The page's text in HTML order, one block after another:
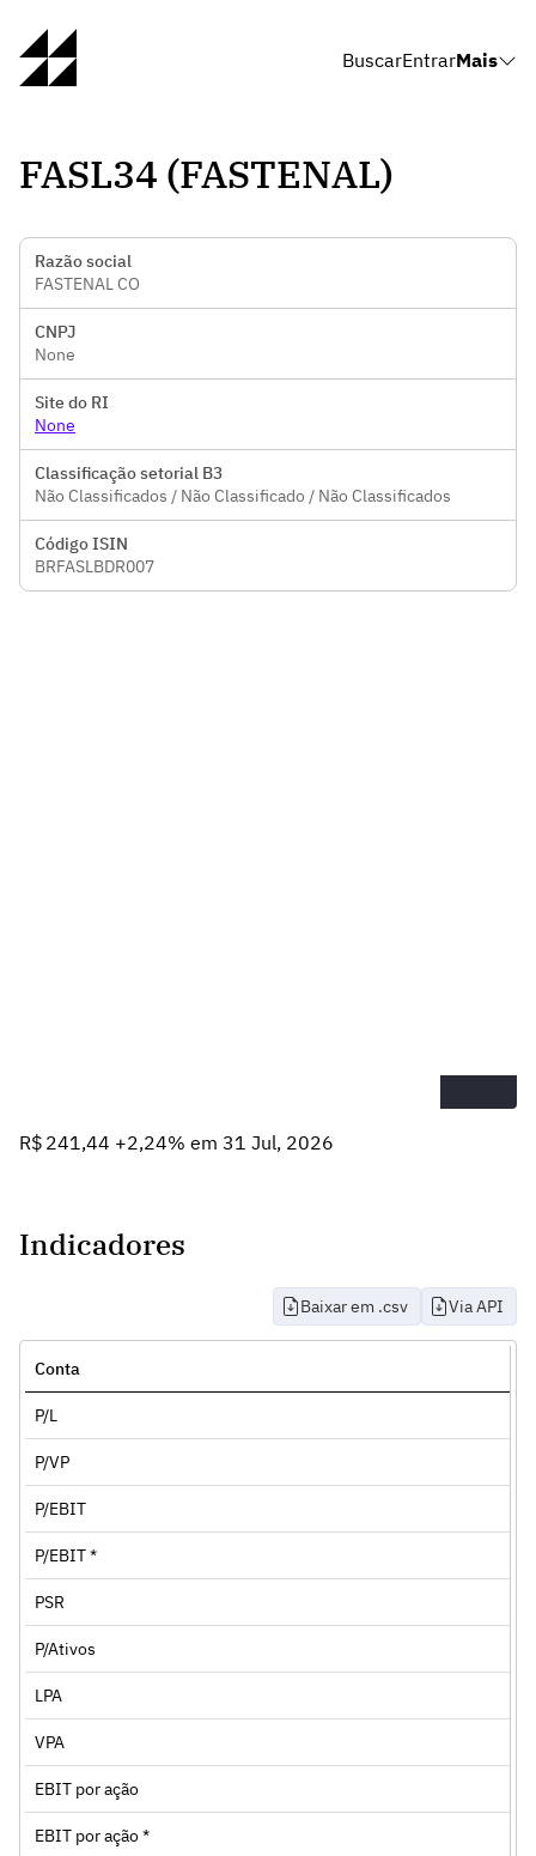
BuscarEntrarMais
FASL34 (FASTENAL)
Razão social
FASTENAL CO
CNPJ
None
Site do RI
None
Classificação setorial B3
Não Classificados / Não Classificado / Não Classificados
Código ISIN
BRFASLBDR007
R$ 241,44 +2,24% em 31 Jul, 2026
Indicadores
Baixar em .csv Via API
Conta
P/L
P/VP
P/EBIT
P/EBIT *
PSR
P/Ativos
LPA
VPA
EBIT por ação
EBIT por ação *